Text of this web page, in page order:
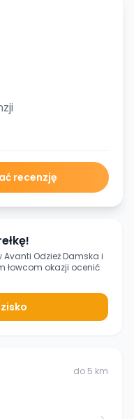
recenzję
Avanti Odzież Damska i
łowcom okazji ocenić
do 5 km